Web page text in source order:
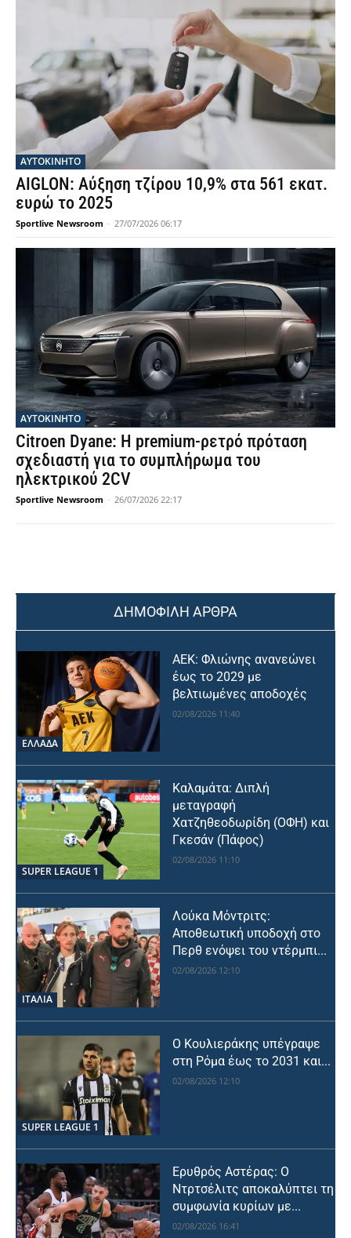
ΑΥΤΟΚΙΝΗΤΟ
AIGLON: Αύξηση τζίρου 10,9% στα 561 εκατ.
ευρώ το 2025
Sportlive Newsroom - 27/07/2026 06:17
ΑΥΤΟΚΙΝΗΤΟ
Citroen Dyane: Η premium-ρετρό πρόταση
σχεδιαστή για το συμπλήρωμα του
ηλεκτρικού 2CV
Sportlive Newsroom - 26/07/2026 22:17
ΔΗΜΟΦΙΛΗ ΑΡΘΡΑ
ΕΛΛΑΔΑ
ΑΕΚ: Φλιώνης ανανεώνει
έως το 2029 με
βελτιωμένες αποδοχές
02/08/2026 11:40
SUPER LEAGUE 1
Καλαμάτα: Διπλή
μεταγραφή
Χατζηθεοδωρίδη (ΟΦΗ) και
Γκεσάν (Πάφος)
02/08/2026 11:10
ΙΤΑΛΙΑ
Λούκα Μόντριτς:
Αποθεωτική υποδοχή στο
Περθ ενόψει του ντέρμπι...
02/08/2026 12:10
SUPER LEAGUE 1
Ο Κουλιεράκης υπέγραψε
στη Ρόμα έως το 2031 και...
02/08/2026 12:10
Ερυθρός Αστέρας: Ο
Ντρτσέλιτς αποκαλύπτει τη
συμφωνία κυρίων με...
02/08/2026 16:41